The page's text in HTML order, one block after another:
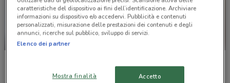
Scade domenica 1.4 km Scade il 17/08
caratteristiche del dispositivo ai fini dell’identificazione. Archiviare
informazioni su dispositivo e/o accedervi. Pubblicità e contenuti
personalizzati, misurazione delle prestazioni dei contenuti e degli
annunci, ricerche sul pubblico, sviluppo di servizi.
Elenco dei partner
Mostra finalità Accetto